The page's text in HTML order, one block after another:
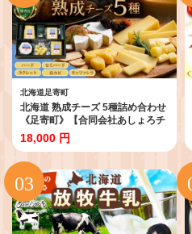
北海道足寄町
北海道 熟成チーズ 5種詰め合わせ
《足寄町》【合同会社あしょろチ
ーズ工房】 [BEAU003] チーズ ち
ーず ti-zu cheese 北海道産 十勝
チーズ 食べくらべ 食べ比べ チー
ズ ハードタイプ セミハードタイ
プ セミハード ラクレット 白カビ
タイプ 熟成モッツァレラ モッツ
ァレラ 冷蔵 十勝 あしょろ 人気 お
すすめ 18000 18000円
18,000 円